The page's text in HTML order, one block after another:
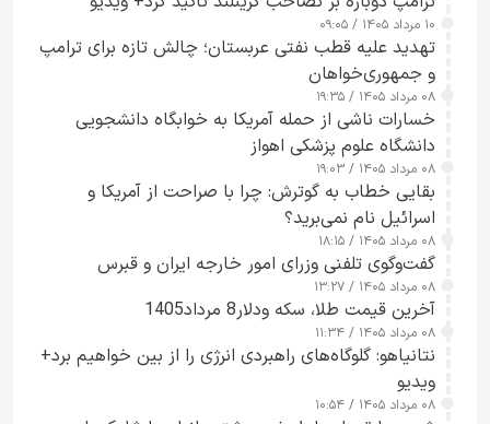
۱۰ مرداد ۱۴۰۵ / ۰۹:۰۵
تهدید علیه قطب نفتی عربستان؛ چالش تازه برای ترامپ
و جمهوری‌خواهان
۰۸ مرداد ۱۴۰۵ / ۱۹:۳۵
خسارات ناشی از حمله آمریکا به خوابگاه دانشجویی
دانشگاه علوم پزشکی اهواز
۰۸ مرداد ۱۴۰۵ / ۱۹:۰۳
بقایی خطاب به گوترش: چرا با صراحت از آمریکا و
اسرائیل نام نمی‌برید؟
۰۸ مرداد ۱۴۰۵ / ۱۸:۱۵
گفت‌وگوی تلفنی وزرای امور خارجه ایران و قبرس
۰۸ مرداد ۱۴۰۵ / ۱۳:۲۷
آخرین قیمت طلا، سکه ودلار8 مرداد1405
۰۸ مرداد ۱۴۰۵ / ۱۱:۳۴
نتانیاهو: گلوگاه‌های راهبردی انرژی را از بین خواهیم برد+
ویدیو
۰۸ مرداد ۱۴۰۵ / ۱۰:۵۴